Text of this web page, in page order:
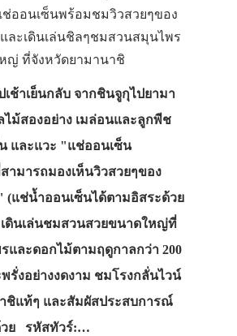
ออนเซ็นพร้อมชมวิวสวยๆของ
ละเดินเล่นชิลๆชมสวนสมุนไพร
ญ่ ที่จังหวัดยามานาชิ
เช้าเย็นกลับ จากชินจูกุไปยามา
ม้สองอย่าง เมล่อนและลูกพีช
และแวะ "แช่ออนเซ็น
ามารถมองเห็นวิวสวยๆของ
(แช่น้ำออนเซ็นได้ตามอิสระด้วย
เดินเล่นชมสวนสวยขนาดใหญ่ที่
และดอกไม้ตามฤดูกาลกว่า 200
รั่งอย่างงดงาม ชมโรงกลั่นไวน์
ชิแท้ๆ และสัมผัสประสบการณ์
วย รหัสทัวร์:…